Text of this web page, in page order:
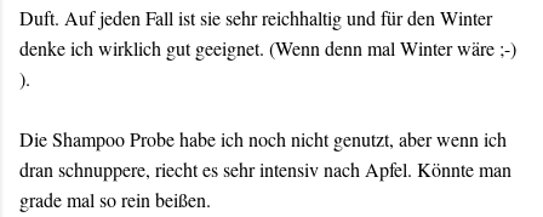
Duft. Auf jeden Fall ist sie sehr reichhaltig und für den Winter
denke ich wirklich gut geeignet. (Wenn denn mal Winter wäre ;-)
).
Die Shampoo Probe habe ich noch nicht genutzt, aber wenn ich
dran schnuppere, riecht es sehr intensiv nach Apfel. Könnte man
grade mal so rein beißen.